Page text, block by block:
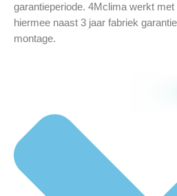
garantieperiode. 4Mclima werkt
hiermee naast 3 jaar fabriek
montage.